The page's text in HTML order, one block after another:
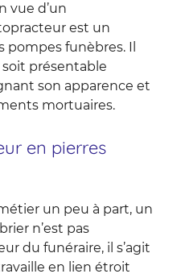
vue d’un
est un
funèbres. Il
présentable
son apparence et
mortuaires.
en pierres
métier un peu à part, un
n’est pas
du funéraire, il s’agit
en lien étroit